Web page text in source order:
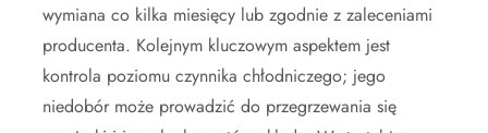
wymiana co kilka miesięcy lub zgodnie z zaleceniami
producenta. Kolejnym kluczowym aspektem jest
kontrola poziomu czynnika chłodniczego; jego
niedobór może prowadzić do przegrzewania się